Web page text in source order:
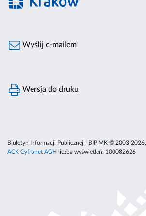
Wyślij e-mailem
Wersja do druku
Biuletyn Informacji Publicznej - BIP MK © 2003-2026,
ACK Cyfronet AGH
liczba wyświetleń: 100082626